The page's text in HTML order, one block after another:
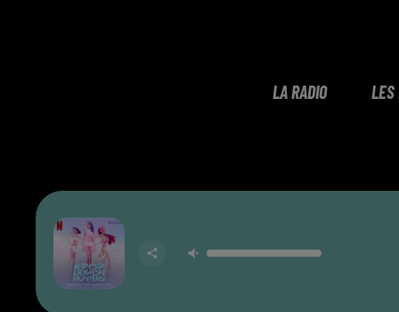
LA RADIO LES